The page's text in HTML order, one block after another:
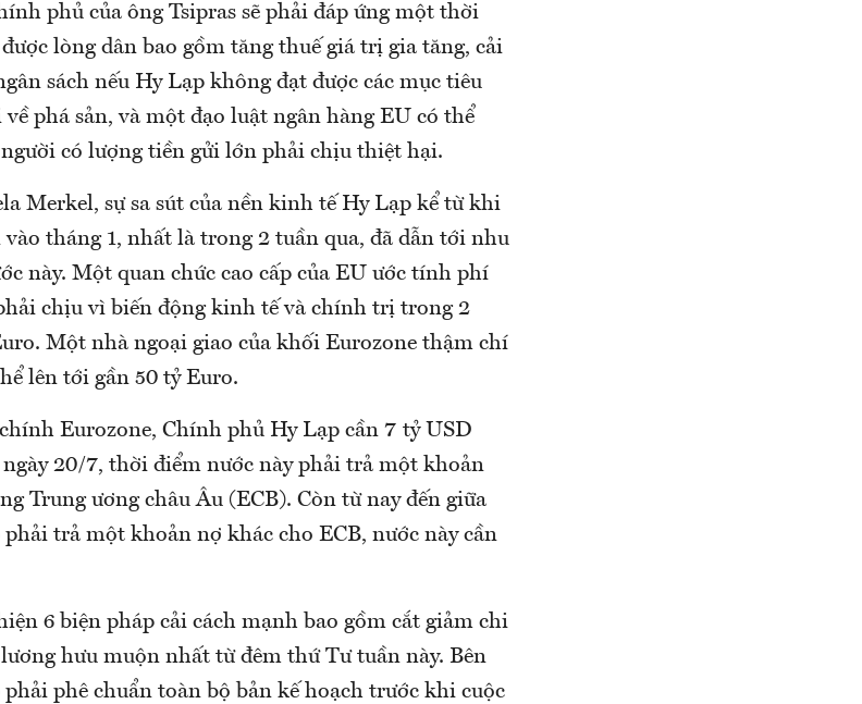
phủ của ông Tsipras sẽ phải đáp ứng một thời
lòng dân bao gồm tăng thuế giá trị gia tăng, cải
sách nếu Hy Lạp không đạt được các mục tiêu
phá sản, và một đạo luật ngân hàng EU có thể
có lượng tiền gửi lớn phải chịu thiệt hại.
Merkel, sự sa sút của nền kinh tế Hy Lạp kể từ khi
vào tháng 1, nhất là trong 2 tuần qua, đã dẫn tới nhu
này. Một quan chức cao cấp của EU ước tính phí
chịu vì biến động kinh tế và chính trị trong 2
Một nhà ngoại giao của khối Eurozone thậm chí
lên tới gần 50 tỷ Euro.
Eurozone, Chính phủ Hy Lạp cần 7 tỷ USD
20/7, thời điểm nước này phải trả một khoản
Trung ương châu Âu (ECB). Còn từ nay đến giữa
trả một khoản nợ khác cho ECB, nước này cần
6 biện pháp cải cách mạnh bao gồm cắt giảm chi
hưu muộn nhất từ đêm thứ Tư tuần này. Bên
phê chuẩn toàn bộ bản kế hoạch trước khi cuộc